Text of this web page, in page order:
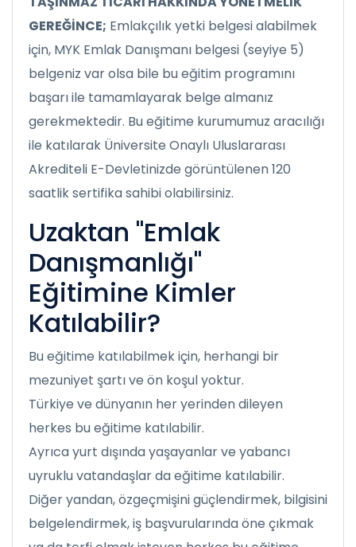
GEREĞİNCE; Emlakçılık yetki belgesi alabilmek
için, MYK Emlak Danışmanı belgesi (seyiye 5)
belgeniz var olsa bile bu eğitim programını
başarı ile tamamlayarak belge almanız
gerekmektedir. Bu eğitime kurumumuz aracılığı
ile katılarak Üniversite Onaylı Uluslararası
Akrediteli E-Devletinizde görüntülenen 120
saatlik sertifika sahibi olabilirsiniz.
Uzaktan "Emlak
Danışmanlığı"
Eğitimine Kimler
Katılabilir?
Bu eğitime katılabilmek için, herhangi bir
mezuniyet şartı ve ön koşul yoktur.
Türkiye ve dünyanın her yerinden dileyen
herkes bu eğitime katılabilir.
Ayrıca yurt dışında yaşayanlar ve yabancı
uyruklu vatandaşlar da eğitime katılabilir.
Diğer yandan, özgeçmişini güçlendirmek, bilgisini
belgelendirmek, iş başvurularında öne çıkmak